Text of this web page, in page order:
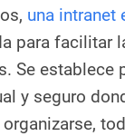
una intranet
para facilitar
Se establece
y seguro